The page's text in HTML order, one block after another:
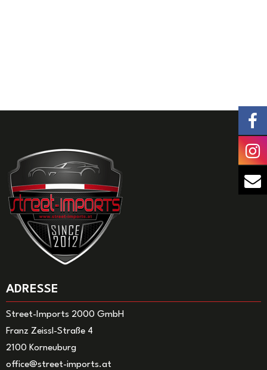
ADRESSE
Street-Imports 2000 GmbH
Franz Zeissl-Straße 4
2100 Korneuburg
office@street-imports.at